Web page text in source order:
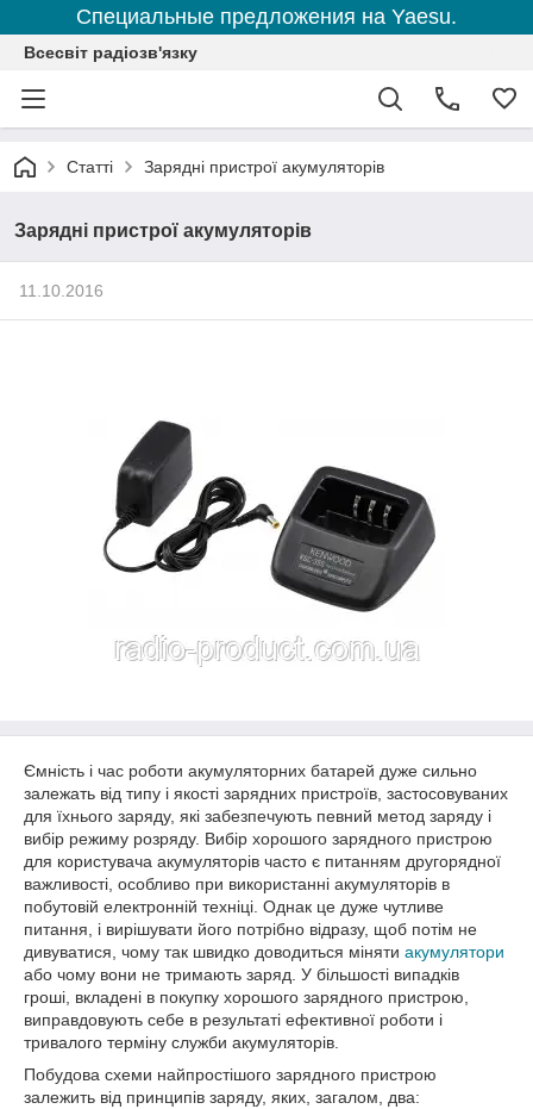
Специальные предложения на Yaesu.
Всесвіт радіозв'язку
Статті Зарядні пристрої акумуляторів
Зарядні пристрої акумуляторів
11.10.2016
Ємність і час роботи акумуляторних батарей дуже сильно
залежать від типу і якості зарядних пристроїв, застосовуваних
для їхнього заряду, які забезпечують певний метод заряду і
вибір режиму розряду. Вибір хорошого зарядного пристрою
для користувача акумуляторів часто є питанням другорядної
важливості, особливо при використанні акумуляторів в
побутовій електронній техніці. Однак це дуже чутливе
питання, і вирішувати його потрібно відразу, щоб потім не
дивуватися, чому так швидко доводиться міняти акумулятори
або чому вони не тримають заряд. У більшості випадків
гроші, вкладені в покупку хорошого зарядного пристрою,
виправдовують себе в результаті ефективної роботи і
тривалого терміну служби акумуляторів.
Побудова схеми найпростішого зарядного пристрою
залежить від принципів заряду, яких, загалом, два: